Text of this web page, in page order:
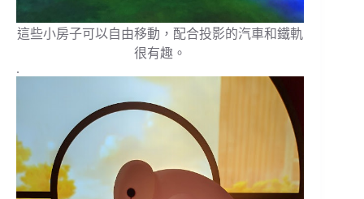
這些小房子可以自由移動，配合投影的汽車和鐵軌
很有趣。
.